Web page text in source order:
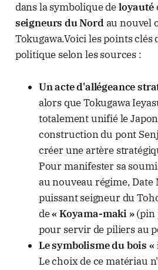
dans la symbolique deloyauté
seigneurs du Nord au nouvel
Tokugawa.Voici les points clés
politique selon les sources :
Un acte d'allégeance
alors que Tokugawa
totalement unifié le
construction du pont
créer une artère
Pour manifester sa
au nouveau régime, Date
puissant seigneur du
de« Koyama-maki »(pin
pour servir de piliers au
Le symbolisme du bois
Le choix de ce matériau